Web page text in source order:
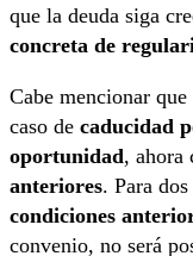
que la deuda siga
concreta de
Cabe mencionar
caso de caducidad
oportunidad, ahora
anteriores. Para
condiciones
convenio, no será